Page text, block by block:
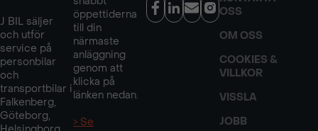
J BIL säljer
och utför
service på
personbilar
och
transportbilar i
Falkenberg,
Göteborg,
öppettiderna
till din
närmaste
anläggning
genom att
klicka på
länken nedan.
> Se
OSS
OM OSS
COOKIES &
VILLKOR
VISSLA
JOBB